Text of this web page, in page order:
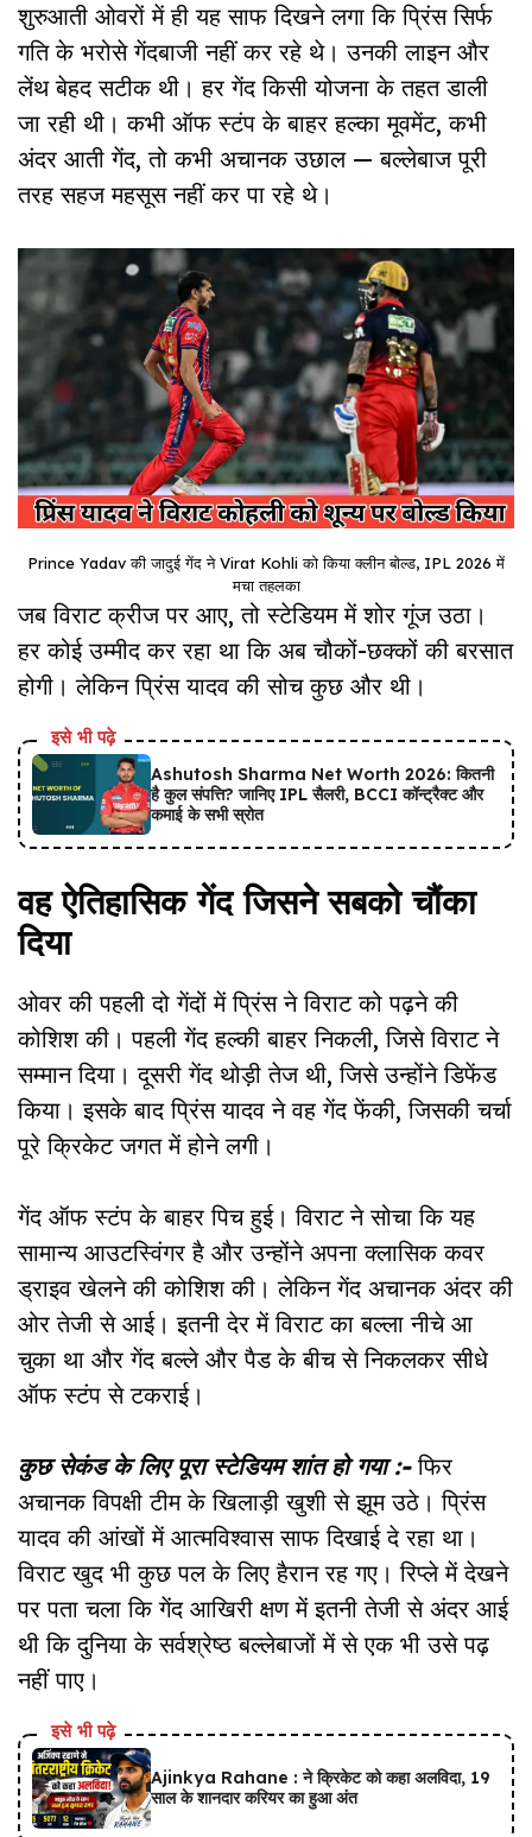
शुरुआती ओवरों में ही यह साफ दिखने लगा कि प्रिंस सिर्फ
गति के भरोसे गेंदबाजी नहीं कर रहे थे। उनकी लाइन और
लेंथ बेहद सटीक थी। हर गेंद किसी योजना के तहत डाली
जा रही थी। कभी ऑफ स्टंप के बाहर हल्का मूवमेंट, कभी
अंदर आती गेंद, तो कभी अचानक उछाल — बल्लेबाज पूरी
तरह सहज महसूस नहीं कर पा रहे थे।
Prince Yadav की जादुई गेंद ने Virat Kohli को किया क्लीन बोल्ड, IPL 2026 में
मचा तहलका
जब विराट क्रीज पर आए, तो स्टेडियम में शोर गूंज उठा।
हर कोई उम्मीद कर रहा था कि अब चौकों-छक्कों की बरसात
होगी। लेकिन प्रिंस यादव की सोच कुछ और थी।
इसे भी पढ़े
Ashutosh Sharma Net Worth 2026: कितनी
है कुल संपत्ति? जानिए IPL सैलरी, BCCI कॉन्ट्रैक्ट और
कमाई के सभी स्रोत
वह ऐतिहासिक गेंद जिसने सबको चौंका
दिया
ओवर की पहली दो गेंदों में प्रिंस ने विराट को पढ़ने की
कोशिश की। पहली गेंद हल्की बाहर निकली, जिसे विराट ने
सम्मान दिया। दूसरी गेंद थोड़ी तेज थी, जिसे उन्होंने डिफेंड
किया। इसके बाद प्रिंस यादव ने वह गेंद फेंकी, जिसकी चर्चा
पूरे क्रिकेट जगत में होने लगी।
गेंद ऑफ स्टंप के बाहर पिच हुई। विराट ने सोचा कि यह
सामान्य आउटस्विंगर है और उन्होंने अपना क्लासिक कवर
ड्राइव खेलने की कोशिश की। लेकिन गेंद अचानक अंदर की
ओर तेजी से आई। इतनी देर में विराट का बल्ला नीचे आ
चुका था और गेंद बल्ले और पैड के बीच से निकलकर सीधे
ऑफ स्टंप से टकराई।
कुछ सेकंड के लिए पूरा स्टेडियम शांत हो गया :-फिर
अचानक विपक्षी टीम के खिलाड़ी खुशी से झूम उठे। प्रिंस
यादव की आंखों में आत्मविश्वास साफ दिखाई दे रहा था।
विराट खुद भी कुछ पल के लिए हैरान रह गए। रिप्ले में देखने
पर पता चला कि गेंद आखिरी क्षण में इतनी तेजी से अंदर आई
थी कि दुनिया के सर्वश्रेष्ठ बल्लेबाजों में से एक भी उसे पढ़
नहीं पाए।
इसे भी पढ़े
Ajinkya Rahane : ने क्रिकेट को कहा अलविदा, 19
साल के शानदार करियर का हुआ अंत